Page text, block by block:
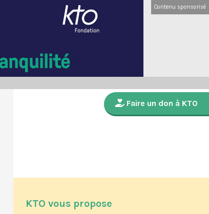
Contenu sponsorisé
Faire un don à KTO
KTO vous propose